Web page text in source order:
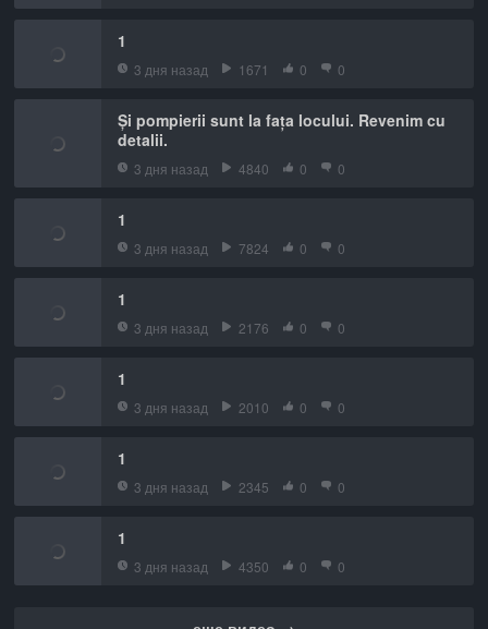
1
3 дня назад 1671 0 0
Și pompierii sunt la fața locului. Revenim cu
detalii.
3 дня назад 4840 0 0
1
3 дня назад 7824 0 0
1
3 дня назад 2176 0 0
1
3 дня назад 2010 0 0
1
3 дня назад 2345 0 0
1
3 дня назад 4350 0 0